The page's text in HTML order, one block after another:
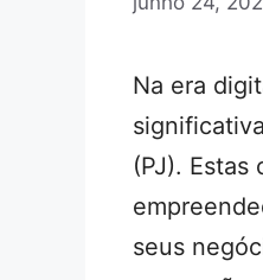
Na era
(PJ).
seus